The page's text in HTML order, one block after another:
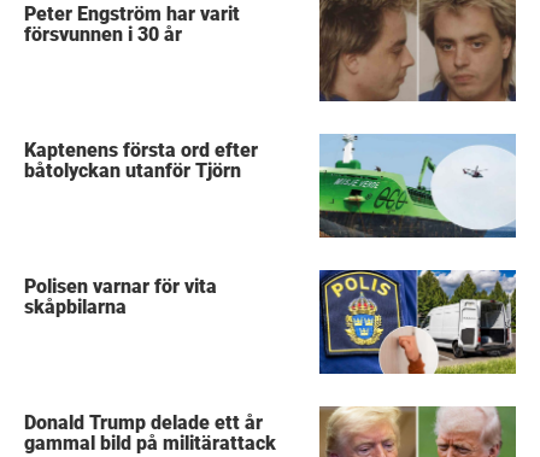
Peter Engström har varit
försvunnen i 30 år
Kaptenens första ord efter
båtolyckan utanför Tjörn
Polisen varnar för vita
skåpbilarna
Donald Trump delade ett år
gammal bild på militärattack